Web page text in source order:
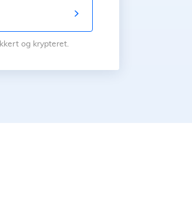
og krypteret.